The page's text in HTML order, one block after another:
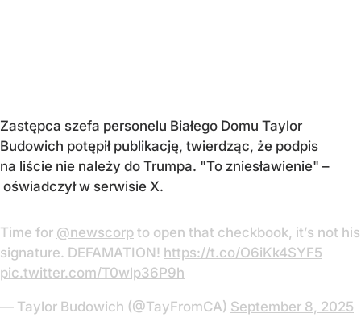
Zastępca szefa personelu Białego Domu Taylor
Budowich potępił publikację, twierdząc, że podpis
na liście nie należy do Trumpa. "To zniesławienie" –
oświadczył w serwisie X.
Time for @newscorp to open that checkbook, it’s not his
signature. DEFAMATION! https://t.co/O6iKk4SYF5
pic.twitter.com/T0wlp36P9h
— Taylor Budowich (@TayFromCA) September 8, 2025